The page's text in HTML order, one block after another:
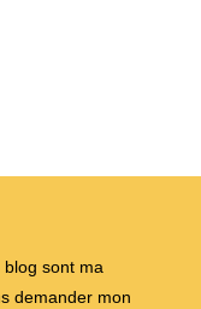
sont ma
demander mon